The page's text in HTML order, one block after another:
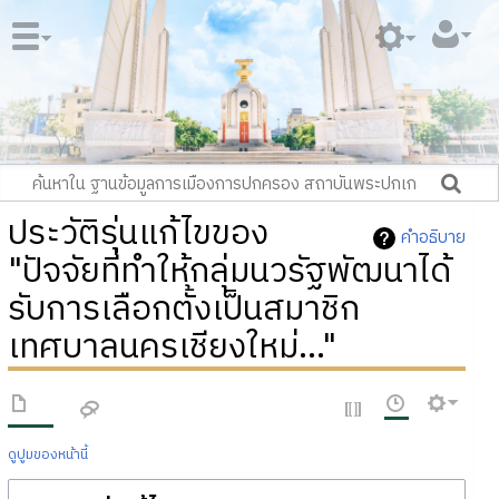
คำอธิบาย
ประวัติรุ่นแก้ไขของ
"ปัจจัยที่ทำให้กลุ่มนวรัฐพัฒนาได้
รับการเลือกตั้งเป็นสมาชิก
เทศบาลนครเชียงใหม่..."
ดูปูมของหน้านี้